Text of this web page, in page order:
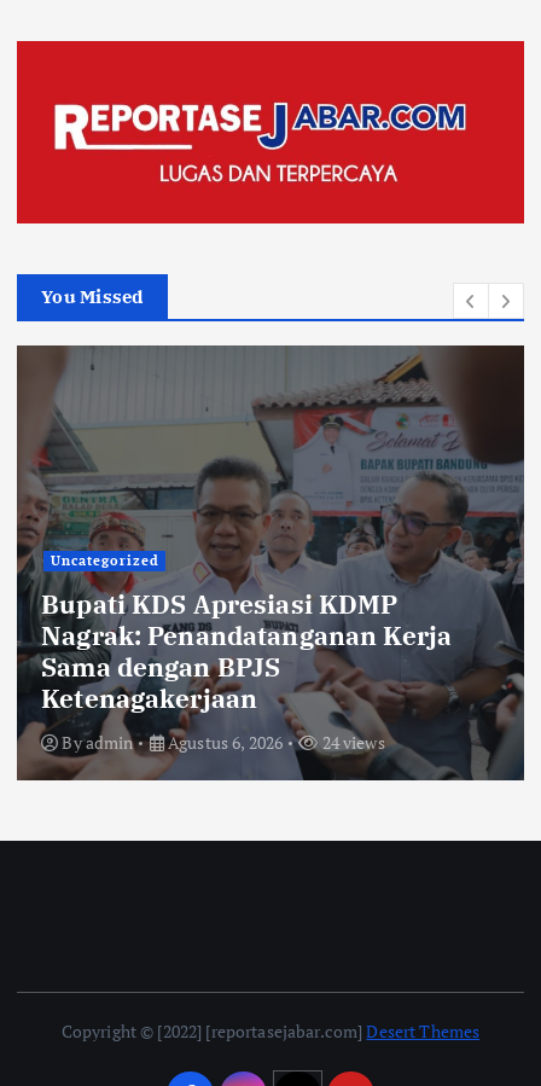
You Missed
Uncategorized
KDS Lepas Calon Paskibraka
Kabupaten Bandung 2026,
Tekankan Disiplin, Nasionalisme,
dan Integritas
Byadmin Agustus 6, 2026 20 views
Copyright © [2022] [reportasejabar.com]Desert Themes